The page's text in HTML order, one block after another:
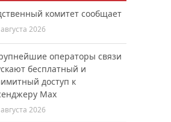
комитет сообщает
2026
операторы связи
бесплатный и
доступ к
Мах
2026